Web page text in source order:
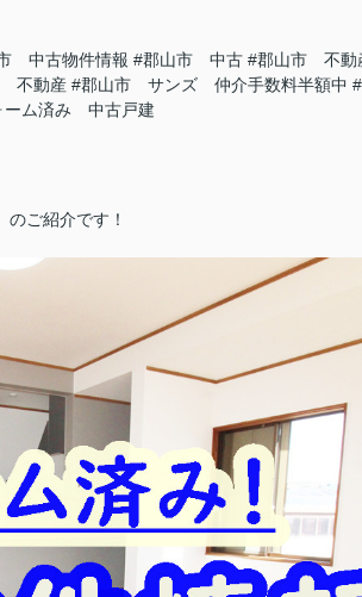
中古物件情報 #郡山市 中古 #郡山市 不
不動産 #郡山市 サンズ 仲介手数料半額中
ム済み 中古戸建
ご紹介です！